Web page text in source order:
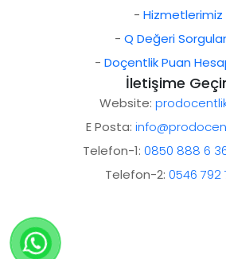
- Hizmetlerimiz
- Q Değeri
- Doçentlik Puan
İletişime
Website:
E Posta:
Telefon-1: 0850 888 6
Telefon-2: 0546 792